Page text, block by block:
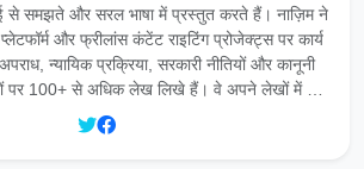
से समझते और सरल भाषा में प्रस्तुत करते हैं। नाज़िम ने
और फ्रीलांस कंटेंट राइटिंग प्रोजेक्ट्स पर कार्य
न्यायिक प्रक्रिया, सरकारी नीतियों और कानूनी
पर 100+ से अधिक लेख लिखे हैं। वे अपने लेखों में …